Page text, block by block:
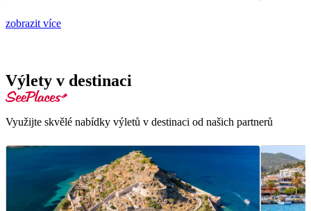
zobrazit více
Výlety v destinaci
Využijte skvělé nabídky výletů v destinaci od našich partnerů